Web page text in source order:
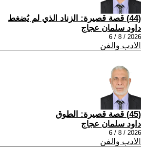
(44) قصة قصيرة: الزناد الذي لم يُضغط
داود سلمان عجاج
2026 / 8 / 6
الادب والفن
(45) قصة قصيرة: الطوق
داود سلمان عجاج
2026 / 8 / 6
الادب والفن